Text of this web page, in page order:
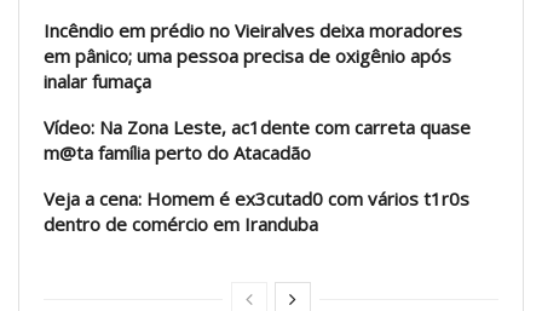
Incêndio em prédio no Vieiralves deixa moradores
em pânico; uma pessoa precisa de oxigênio após
inalar fumaça
Vídeo: Na Zona Leste, ac1dente com carreta quase
m@ta família perto do Atacadão
Veja a cena: Homem é ex3cutad0 com vários t1r0s
dentro de comércio em Iranduba